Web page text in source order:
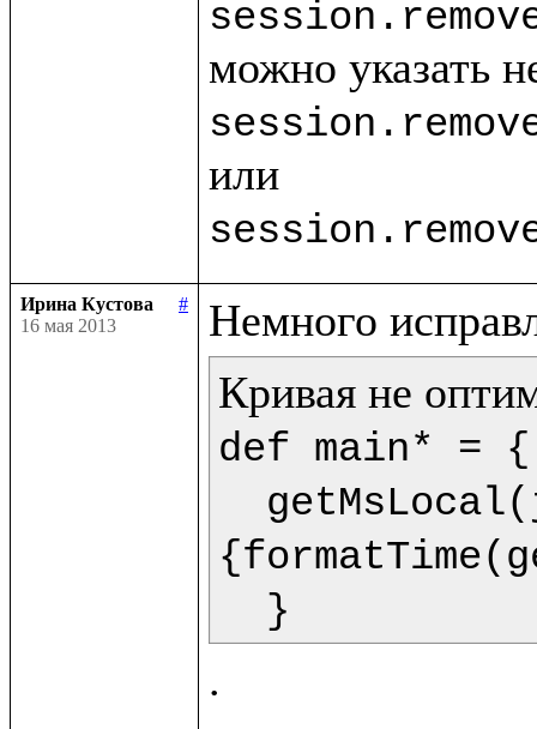
Ирина Кустова
#
16 мая 2013
def main* = {
  }